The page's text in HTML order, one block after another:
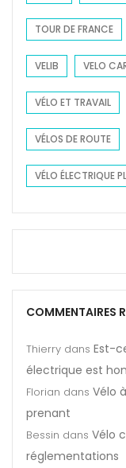
TOUR DE FRANCE
VELIB VELO
VÉLO ET TRAVAIL
VÉLOS DE ROUTE
VÉLO ÉLECTRIQUE
COMMENTAIRES
Thierry dans Est-
électrique est
Florian dans Vélo
prenant
Bessin dans Vélo
réglementations